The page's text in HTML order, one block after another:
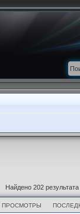
Найдено 202 результата
ПРОСМОТРЫ